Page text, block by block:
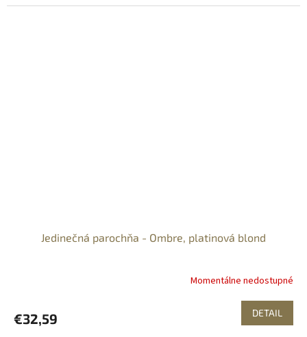
Jedinečná parochňa - Ombre, platinová blond
Momentálne nedostupné
€32,59 DETAIL